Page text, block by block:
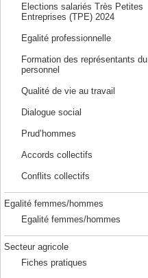
Elections salariés Très Petites
Entreprises (TPE) 2024
Egalité professionnelle
Formation des représentants du
personnel
Qualité de vie au travail
Dialogue social
Prud’hommes
Accords collectifs
Conflits collectifs
Egalité femmes/hommes
Egalité femmes/hommes
Secteur agricole
Fiches pratiques